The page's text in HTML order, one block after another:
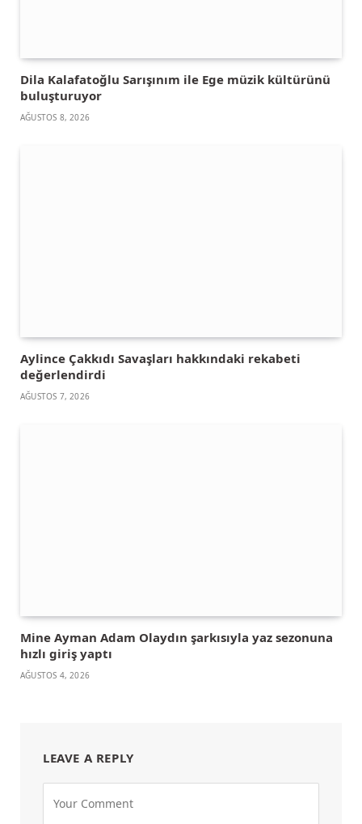
Dila Kalafatoğlu Sarışınım ile Ege müzik kültürünü
buluşturuyor
AĞUSTOS 8, 2026
Aylince Çakkıdı Savaşları hakkındaki rekabeti
değerlendirdi
AĞUSTOS 7, 2026
Mine Ayman Adam Olaydın şarkısıyla yaz sezonuna
hızlı giriş yaptı
AĞUSTOS 4, 2026
LEAVE A REPLY